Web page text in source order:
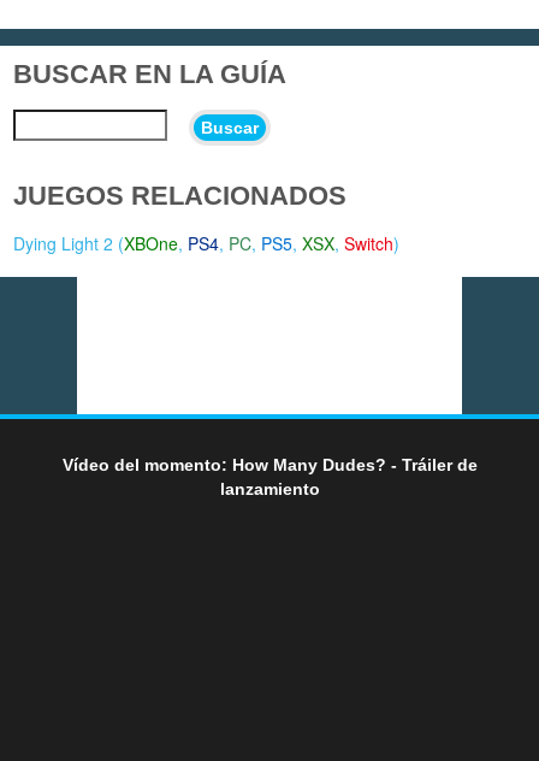
BUSCAR EN LA GUÍA
Buscar
JUEGOS RELACIONADOS
Dying Light 2 (XBOne, PS4, PC, PS5,XSX,Switch)
Vídeo del momento: How Many Dudes? - Tráiler de
lanzamiento